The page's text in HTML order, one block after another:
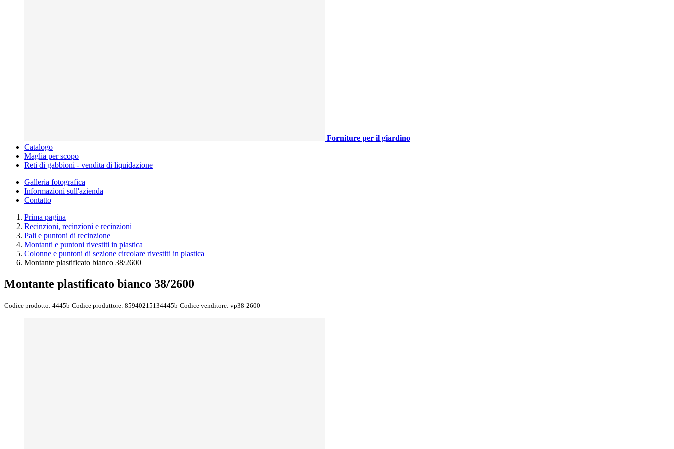
Forniture per il giardino
Catalogo
Maglia per scopo
Reti di gabbioni - vendita di liquidazione
Galleria fotografica
Informazioni sull'azienda
Contatto
Prima pagina
Recinzioni, recinzioni e recinzioni
Pali e puntoni di recinzione
Montanti e puntoni rivestiti in plastica
Colonne e puntoni di sezione circolare rivestiti in plastica
Montante plastificato bianco 38/2600
Montante plastificato bianco 38/2600
Codice prodotto: 4445b Codice produttore: 85940215134445b Codice venditore: vp38-2600